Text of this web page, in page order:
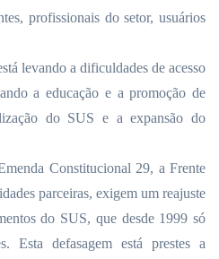
profissionais do setor, usuários
levando a dificuldades de acesso
a educação e a promoção de
do SUS e a expansão do
Constitucional 29, a Frente
parceiras, exigem um reajuste
do SUS, que desde 1999 só
Esta defasagem está prestes a